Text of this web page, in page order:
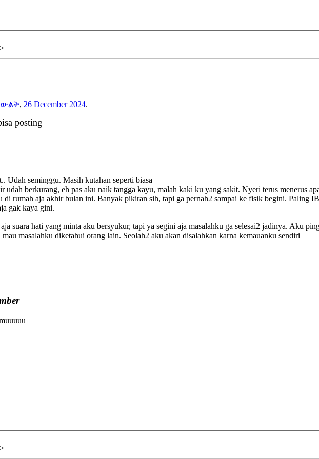
>
, 26 December 2024.
posting
Udah seminggu. Masih kutahan seperti biasa
berkurang, eh pas aku naik tangga kayu, malah kaki ku yang sakit. Nyeri terus menerus
di rumah aja akhir bulan ini. Banyak pikiran sih, tapi ga pernah2 sampai ke fisik begini. Paling
gak kaya gini.
suara hati yang minta aku bersyukur, tapi ya segini aja masalahku ga selesai2 jadinya. Aku
masalahku diketahui orang lain. Seolah2 aku akan disalahkan karna kemauanku sendiri
>